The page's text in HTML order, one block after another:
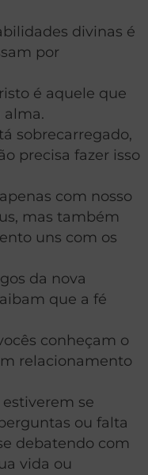
divinas é
por
é aquele que
alma.
sobrecarregado,
precisa fazer isso
com nosso
mas também
uns com os
da nova
que a fé
conheçam o
relacionamento
estiverem se
ou falta
debatendo com
vida ou